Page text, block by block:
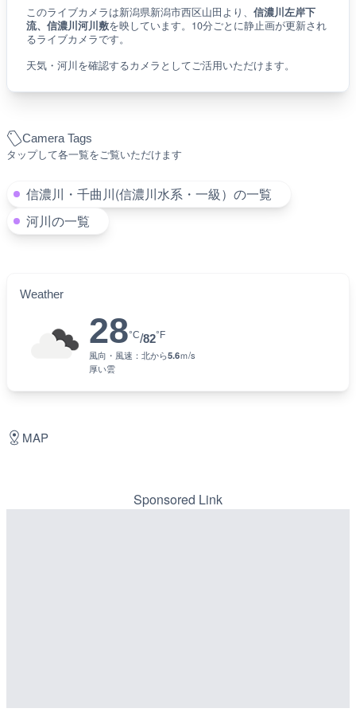
Camera Tags
タップして各一覧をご覧いただけます
信濃川・千曲川(信濃川水系・一級）の一覧
河川の一覧
Weather
28°C/82°F
風向・風速： 北から5.6ｍ/s
厚い雲
このライブカメラは新潟県新潟市西区山田より、 信濃川左岸下
流、信濃川河川敷を映しています。10分ごとに静止画が更新され
るライブカメラです。
天気・河川を確認するカメラとしてご活用いただけます。
MAP
Sponsored Link